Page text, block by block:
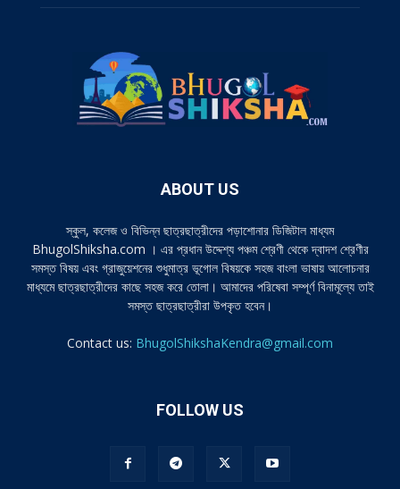
ABOUT US
স্কুল, কলেজ ও বিভিন্ন ছাত্রছাত্রীদের পড়াশোনার ডিজিটাল মাধ্যম
BhugolShiksha.com । এর প্রধান উদ্দেশ্য পঞ্চম শ্রেণী থেকে দ্বাদশ শ্রেণীর
সমস্ত বিষয় এবং গ্রাজুয়েশনের শুধুমাত্র ভূগোল বিষয়কে সহজ বাংলা ভাষায় আলোচনার
মাধ্যমে ছাত্রছাত্রীদের কাছে সহজ করে তোলা। আমাদের পরিষেবা সম্পূর্ণ বিনামূল্যে তাই
সমস্ত ছাত্রছাত্রীরা উপকৃত হবেন।
Contact us: BhugolShikshaKendra@gmail.com
FOLLOW US